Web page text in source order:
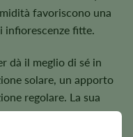
favoriscono una
infiorescenze fitte.
dà il meglio di sé in
solare, un apporto
regolare. La sua
di ottenere più